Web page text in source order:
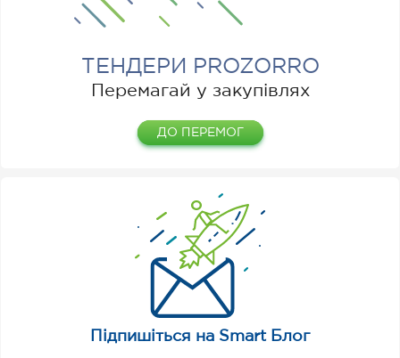
Підпишіться на Smart Блог
ТЕНДЕРИ PROZORRO
Перемагай у закупівлях
ДО ПЕРЕМОГ